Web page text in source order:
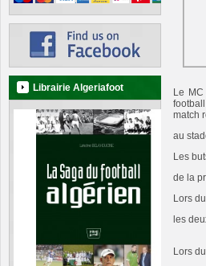
Librairie Algeriafoot
Le
match
au
Les
de la
Lors
les
Lors